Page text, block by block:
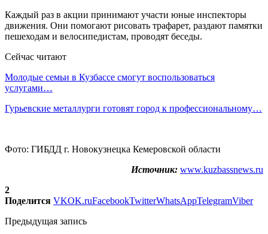
Каждый раз в акции принимают участи юные инспекторы
движения. Они помогают рисовать трафарет, раздают памятки
пешеходам и велосипедистам, проводят беседы.
Сейчас читают
Молодые семьи в Кузбассе смогут воспользоваться
услугами…
Гурьевские металлурги готовят город к профессиональному…
Фото: ГИБДД г. Новокузнецка Кемеровской области
Источник: www.kuzbassnews.ru
2
Поделится VKOK.ruFacebookTwitterWhatsAppTelegramViber
Предыдущая запись